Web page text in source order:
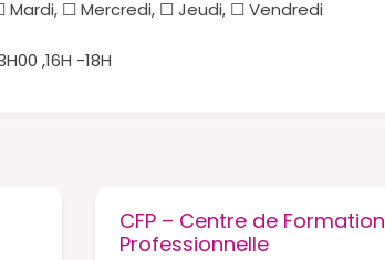
Mardi, ☐ Mercredi, ☐ Jeudi, ☐ Vendredi
,16H -18H
CFP – Centre de Formation
Professionnelle